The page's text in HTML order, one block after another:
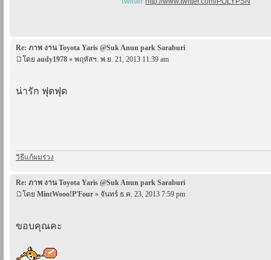
Re: ภาพ งาน Toyota Yaris @Suk Anun park Saraburi
โดย audy1978 » พฤหัสฯ. พ.ย. 21, 2013 11:39 am
น่ารัก ฟุดฟุด
วิธีแก้ผมร่วง
Re: ภาพ งาน Toyota Yaris @Suk Anun park Saraburi
โดย MintWooo!P'Four » จันทร์ ธ.ค. 23, 2013 7:59 pm
ขอบคุณคะ